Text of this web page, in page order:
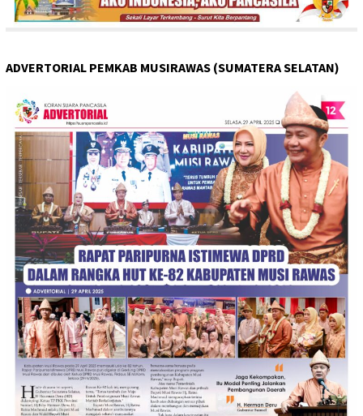
ADVERTORIAL PEMKAB MUSIRAWAS (SUMATERA SELATAN)